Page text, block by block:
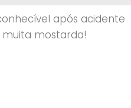
após acidente
mostarda!